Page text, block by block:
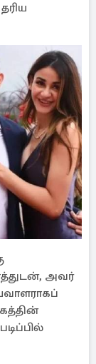
அவர்